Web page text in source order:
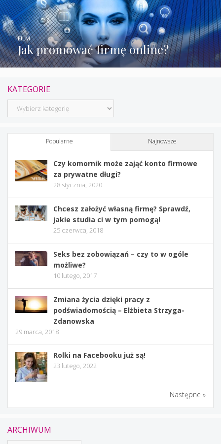
Jak promować firmę online?
FILM
KATEGORIE
Kategorie
Popularne Najnowsze
Czy komornik może zająć konto firmowe
za prywatne długi?
28 stycznia, 2020
Chcesz założyć własną firmę? Sprawdź,
jakie studia ci w tym pomogą!
25 czerwca, 2018
Seks bez zobowiązań – czy to w ogóle
możliwe?
10 lutego, 2017
Zmiana życia dzięki pracy z
podświadomością – Elżbieta Strzyga-
Zdanowska
29 marca, 2018
Rolki na Facebooku już są!
23 lutego, 2022
Następne »
ARCHIWUM